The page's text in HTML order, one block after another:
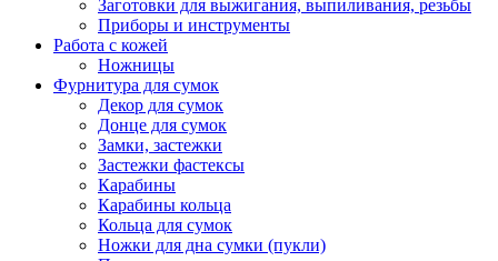
Заготовки для выжигания, выпиливания, резьбы
Приборы и инструменты
Работа с кожей
Ножницы
Фурнитура для сумок
Декор для сумок
Донце для сумок
Замки, застежки
Застежки фастексы
Карабины
Карабины кольца
Кольца для сумок
Ножки для дна сумки (пукли)